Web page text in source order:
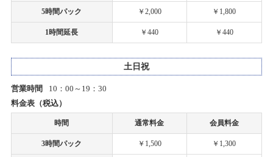
6月30日の上里店サーキットの営業
2019/05/07
2019/04/27
タムタム白子店２階 一時閉店のお知らせ
2024/11/24(日)
カテゴリ：ラジコン
2024/10/29(火)～2025/01/19(日)
カテゴリ：プラモデル
【札幌店】ミニ四駆計測会開催！
2024/10/27(日)
カテゴリ：ラジコン
5時間パック ￥2,000 ￥1,800
1時間延長 ￥440 ￥440
土日祝
営業時間
10：00～19：30
料金表（税込）
時間 通常料金 会員料金
3時間パック ￥1,500 ￥1,300